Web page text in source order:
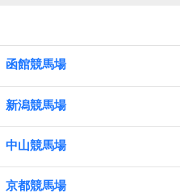
函館競馬場
新潟競馬場
中山競馬場
京都競馬場